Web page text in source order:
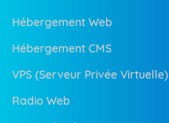
Hébergement Web
Hébergement CMS
VPS (Serveur Privée Virtuelle)
Radio Web